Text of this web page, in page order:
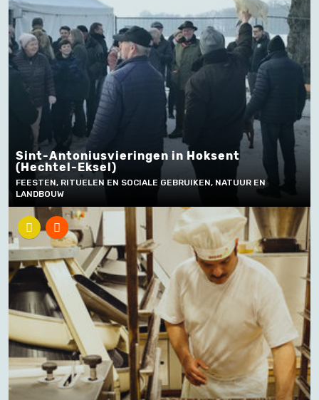
Sint-Antoniusvieringen in Hoksent
(Hechtel-Eksel)
FEESTEN, RITUELEN EN SOCIALE GEBRUIKEN, NATUUR EN
LANDBOUW